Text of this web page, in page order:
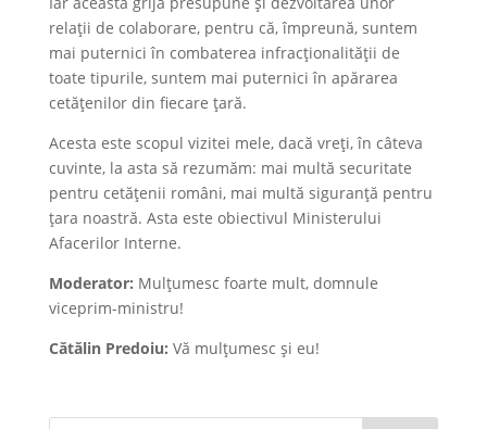
relații de colaborare, pentru că, împreună, suntem
mai puternici în combaterea infracționalității de
toate tipurile, suntem mai puternici în apărarea
cetățenilor din fiecare țară.
Acesta este scopul vizitei mele, dacă vreți, în câteva
cuvinte, la asta să rezumăm: mai multă securitate
pentru cetățenii români, mai multă siguranță pentru
țara noastră. Asta este obiectivul Ministerului
Afacerilor Interne.
Moderator: Mulțumesc foarte mult, domnule
viceprim-ministru!
Cătălin Predoiu: Vă mulțumesc și eu!